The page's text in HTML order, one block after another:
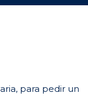
para pedir un